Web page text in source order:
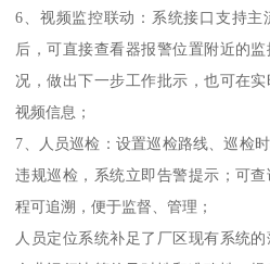
6、视频监控联动：系统接口支持
后，可直接查看器报警位置附近的
况，做出下一步工作批示，也可在
视频信息；
7、人员巡检：设置巡检路线、巡检
违规巡检，系统立即告警提示；可
程可追溯，便于监督、管理；
人员定位系统补足了厂区现有系统